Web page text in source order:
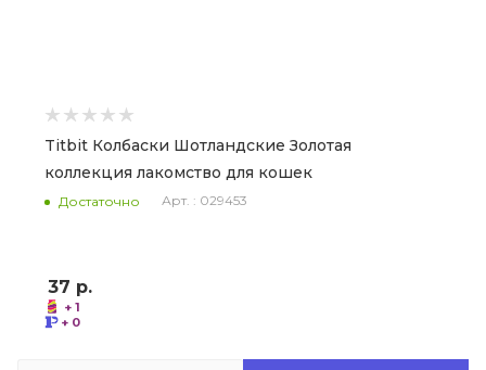
Titbit Колбаски Шотландские Золотая
коллекция лакомство для кошек
Достаточно Арт. : 029453
37 р.
+ 1
+ 0